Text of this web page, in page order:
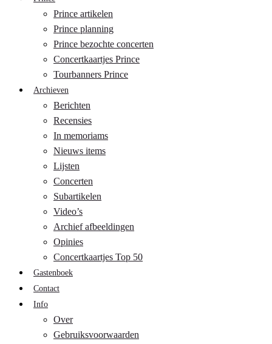
Prince artikelen
Prince planning
Prince bezochte concerten
Concertkaartjes Prince
Tourbanners Prince
Archieven
Berichten
Recensies
In memoriams
Nieuws items
Lijsten
Concerten
Subartikelen
Video’s
Archief afbeeldingen
Opinies
Concertkaartjes Top 50
Gastenboek
Contact
Info
Over
Gebruiksvoorwaarden